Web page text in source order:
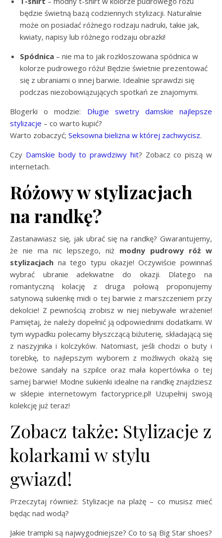
będzie świetną bazą codziennych stylizacji. Naturalnie
może on posiadać różnego rodzaju nadruki, takie jak,
kwiaty, napisy lub różnego rodzaju obrazki!
Spódnica – nie ma to jak rozkloszowana spódnica w
kolorze pudrowego różu! Będzie świetnie prezentować
się z ubraniami o innej barwie. Idealnie sprawdzi się
podczas niezobowiązujących spotkań ze znajomymi.
Blogerki o modzie: Długie swetry damskie najlepsze
stylizacje – co warto kupić?
Warto zobaczyć; Seksowna bielizna w której zachwycisz.
Czy Damskie body to prawdziwy hit? Zobacz co piszą w
internetach.
Różowy w stylizacjach
na randkę?
Zastanawiasz się, jak ubrać się na randkę? Gwarantujemy,
że nie ma nic lepszego, niż modny pudrowy róż w
stylizacjach na tego typu okazje! Oczywiście powinnaś
wybrać ubranie adekwatne do okazji. Dlatego na
romantyczną kolację z druga połową proponujemy
satynową sukienkę midi o tej barwie z marszczeniem przy
dekolcie! Z pewnością zrobisz w niej niebywałe wrażenie!
Pamiętaj, że należy dopełnić ją odpowiednimi dodatkami. W
tym wypadku polecamy błyszczącą biżuterię, składającą się
z naszyjnika i kolczyków. Natomiast, jeśli chodzi o buty i
torebkę, to najlepszym wyborem z możliwych okażą się
beżowe sandały na szpilce oraz mała kopertówka o tej
samej barwie! Modne sukienki idealne na randkę znajdziesz
w sklepie internetowym factoryprice.pl! Uzupełnij swoją
kolekcję już teraz!
Zobacz także: Stylizacje z
kolarkami w stylu
gwiazd!
Przeczytaj również: Stylizacje na plażę – co musisz mieć
będąc nad wodą?
Jakie trampki są najwygodniejsze? Co to są Big Star shoes?